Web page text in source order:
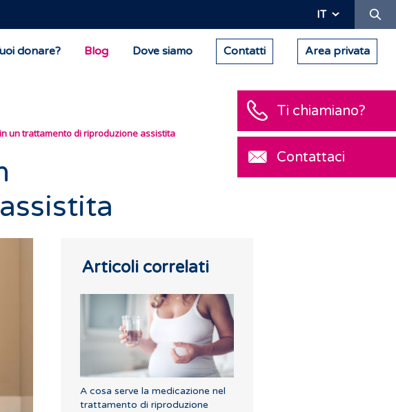
IT
donare? Blog Dove siamo Contatti Area privata
un trattamento di riproduzione assistita
Articoli correlati
A cosa serve la medicazione nel
trattamento di riproduzione
Ti chiamiano?
Contattaci